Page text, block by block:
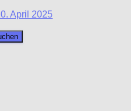
April 2025